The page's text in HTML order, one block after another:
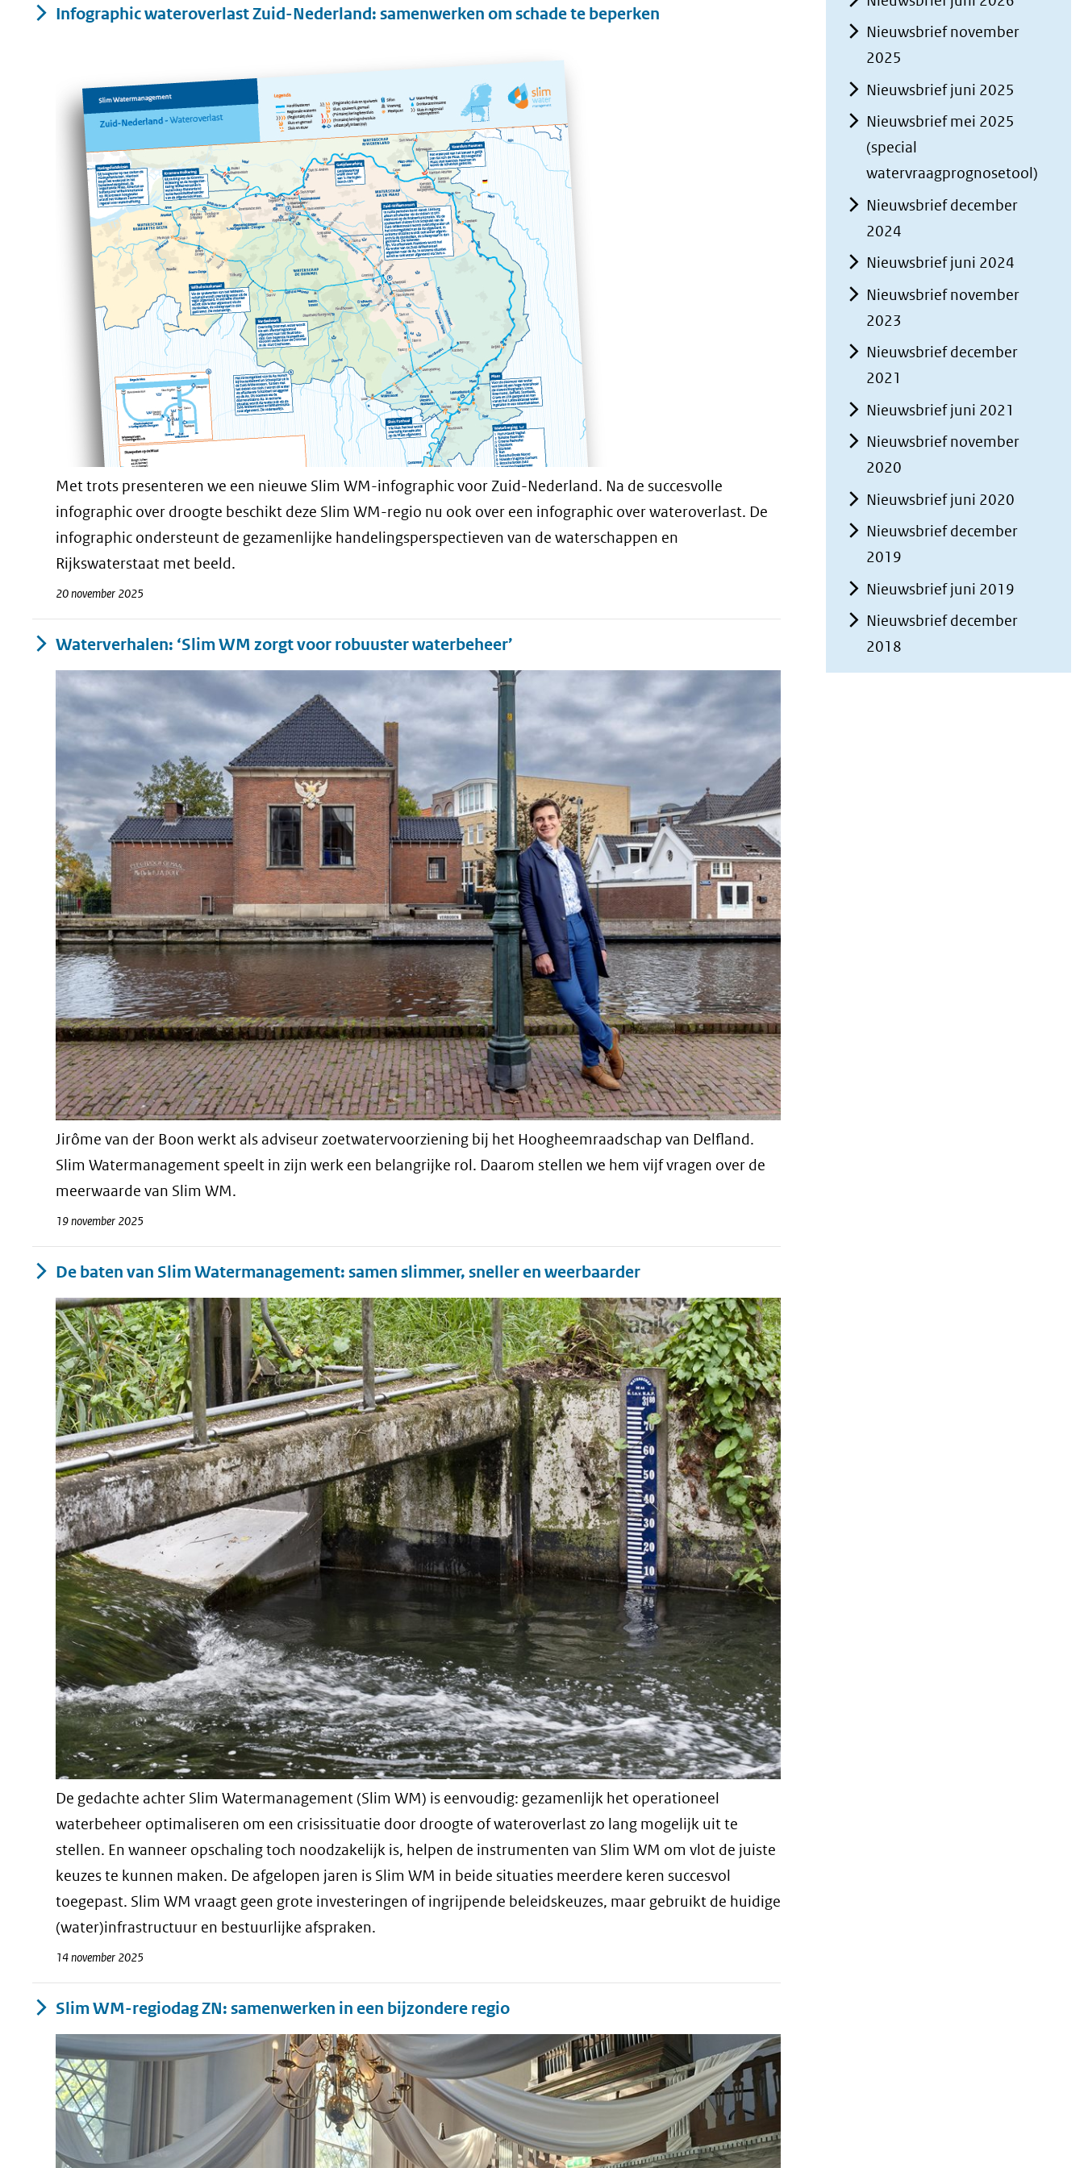
Infographic wateroverlast Zuid-Nederland: samenwerken om schade te beperken
Met trots presenteren we een nieuwe Slim WM-infographic voor Zuid-Nederland. Na de succesvolle
infographic over droogte beschikt deze Slim WM-regio nu ook over een infographic over wateroverlast. De
infographic ondersteunt de gezamenlijke handelingsperspectieven van de waterschappen en
Rijkswaterstaat met beeld.
20 november 2025
Waterverhalen: ‘Slim WM zorgt voor robuuster waterbeheer’
Jirôme van der Boon werkt als adviseur zoetwatervoorziening bij het Hoogheemraadschap van Delfland.
Slim Watermanagement speelt in zijn werk een belangrijke rol. Daarom stellen we hem vijf vragen over de
meerwaarde van Slim WM.
19 november 2025
De baten van Slim Watermanagement: samen slimmer, sneller en weerbaarder
De gedachte achter Slim Watermanagement (Slim WM) is eenvoudig: gezamenlijk het operationeel
waterbeheer optimaliseren om een crisissituatie door droogte of wateroverlast zo lang mogelijk uit te
stellen. En wanneer opschaling toch noodzakelijk is, helpen de instrumenten van Slim WM om vlot de juiste
keuzes te kunnen maken. De afgelopen jaren is Slim WM in beide situaties meerdere keren succesvol
toegepast. Slim WM vraagt geen grote investeringen of ingrijpende beleidskeuzes, maar gebruikt de huidige
(water)infrastructuur en bestuurlijke afspraken.
14 november 2025
Slim WM-regiodag ZN: samenwerken in een bijzondere regio
Nieuwsbrief november
2025
Nieuwsbrief juni 2025
Nieuwsbrief mei 2025
(special
watervraagprognosetool)
Nieuwsbrief december
2024
Nieuwsbrief juni 2024
Nieuwsbrief november
2023
Nieuwsbrief december
2021
Nieuwsbrief juni 2021
Nieuwsbrief november
2020
Nieuwsbrief juni 2020
Nieuwsbrief december
2019
Nieuwsbrief juni 2019
Nieuwsbrief december
2018